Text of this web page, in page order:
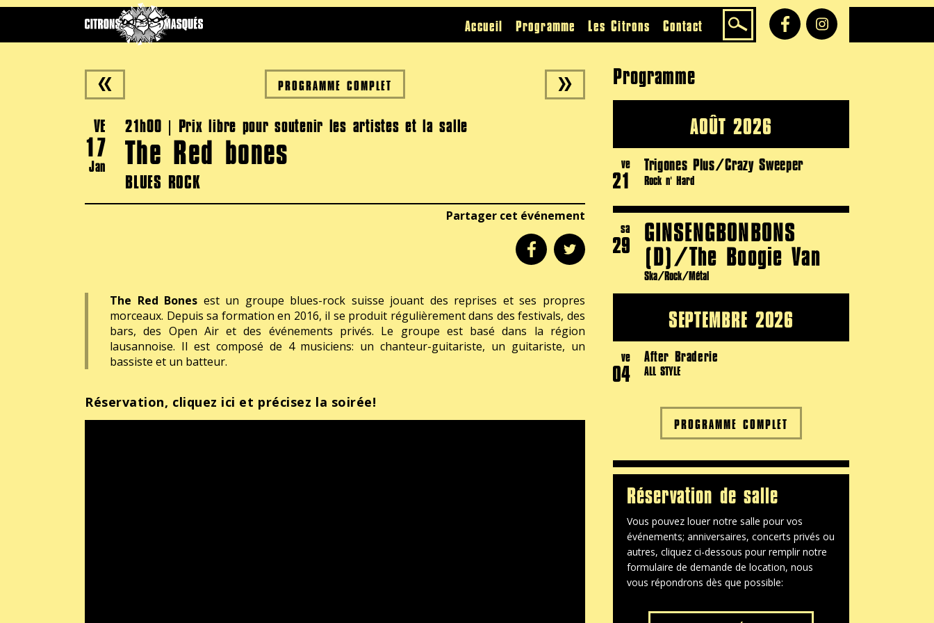
Accueil Programme Les Citrons Contact
PROGRAMME COMPLET
VE
17
Jan
21h00 | Prix libre pour soutenir les artistes et la salle
The Red bones
BLUES ROCK
Partager cet événement
The Red Bones est un groupe blues-rock suisse jouant des reprises et ses propres
morceaux. Depuis sa formation en 2016, il se produit régulièrement dans des festivals, des
bars, des Open Air et des événements privés. Le groupe est basé dans la région
lausannoise. Il est composé de 4 musiciens: un chanteur-guitariste, un guitariste, un
bassiste et un batteur.
Réservation, cliquez ici et précisez la soirée!
Programme
AOÛT 2026
ve
21
Trigones Plus/Crazy Sweeper
Rock n' Hard
sa
29 GINSENGBONBONS
(D)/The Boogie Van
Ska/Rock/Métal
SEPTEMBRE 2026
ve
04
After Braderie
ALL STYLE
PROGRAMME COMPLET
Réservation de salle
Vous pouvez louer notre salle pour vos
événements; anniversaires, concerts privés ou
autres, cliquez ci-dessous pour remplir notre
formulaire de demande de location, nous
vous répondrons dès que possible: